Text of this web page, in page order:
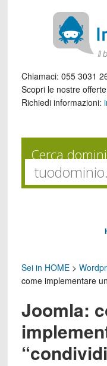
Chiamaci: 055 3031
Scopri le nostre
Richiedi informazioni:
Cerca
Sei in HOME>
come implementare
Joomla: